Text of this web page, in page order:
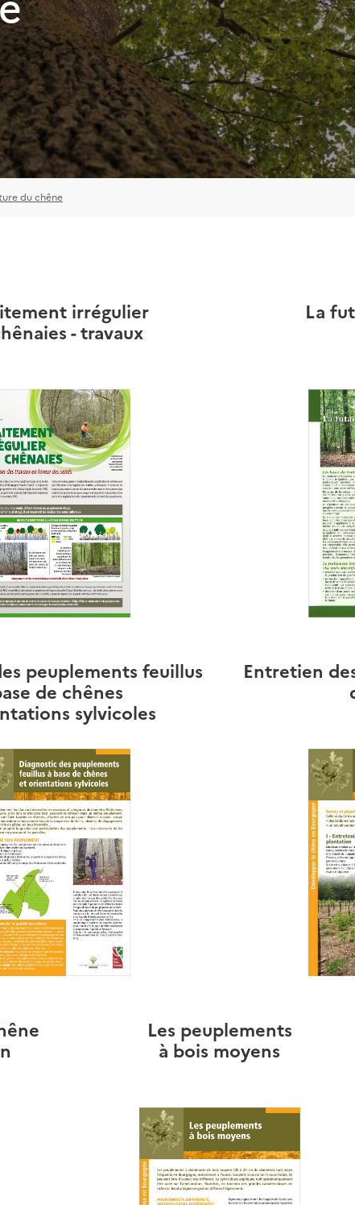
du chêne
irrégulier
- travaux
La
peuplements feuillus
de chênes
sylvicoles
Entretien
Les peuplements
à bois moyens